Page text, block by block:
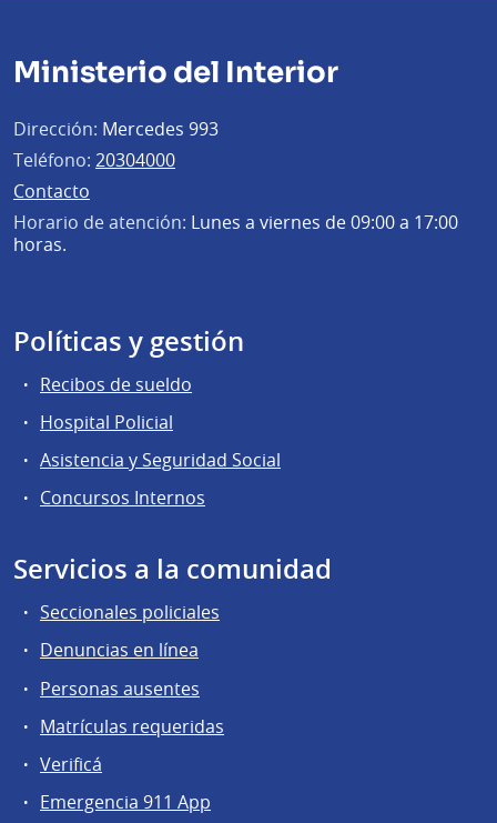
Ministerio del Interior
Dirección: Mercedes 993
Teléfono: 20304000
Contacto
Horario de atención: Lunes a viernes de 09:00 a 17:00
horas.
Políticas y gestión
Recibos de sueldo
Hospital Policial
Asistencia y Seguridad Social
Concursos Internos
Servicios a la comunidad
Seccionales policiales
Denuncias en línea
Personas ausentes
Matrículas requeridas
Verificá
Emergencia 911 App